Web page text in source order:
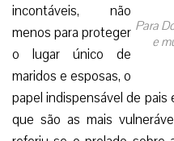
Para
e
incontáveis, não
menos para proteger
o lugar único de
maridos e esposas, o
papel indispensável de pais
que são as mais